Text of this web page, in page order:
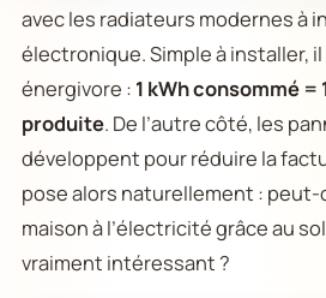
avec les radiateurs modernes à
électronique. Simple à installer,
énergivore : 1 kWh consommé =
produite. De l’autre côté, les
développent pour réduire la
pose alors naturellement : peut-
maison à l’électricité grâce au
vraiment intéressant ?